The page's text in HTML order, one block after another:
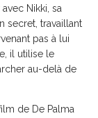
Nikki, sa
secret, travaillant
pas à lui
il utilise le
au-delà de
de De Palma